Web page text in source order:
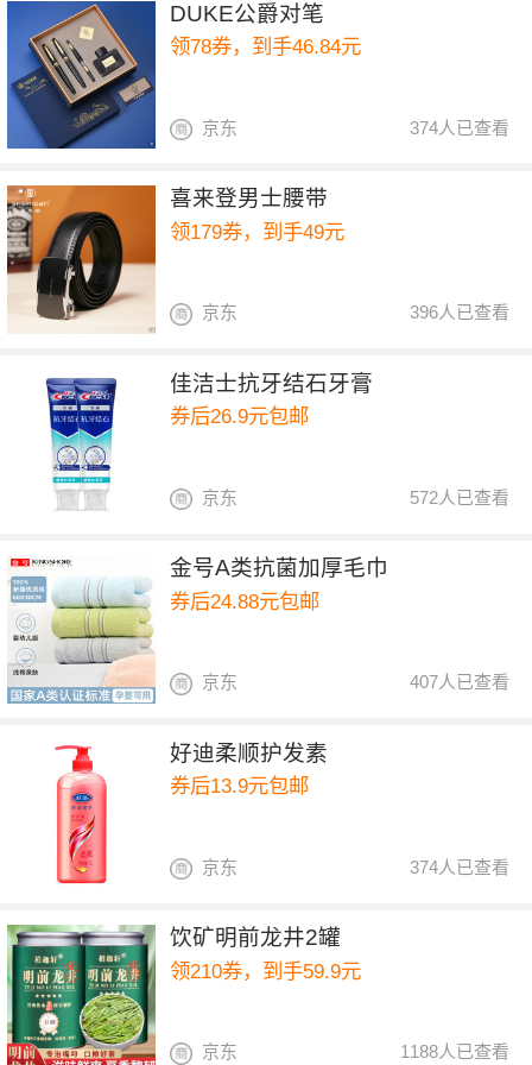
DUKE公爵对笔
领78券，到手46.84元
374人已查看
京东
喜来登男士腰带
领179券，到手49元
396人已查看
京东
佳洁士抗牙结石牙膏
券后26.9元包邮
572人已查看
京东
金号A类抗菌加厚毛巾
券后24.88元包邮
407人已查看
京东
好迪柔顺护发素
券后13.9元包邮
374人已查看
京东
饮矿明前龙井2罐
领210券，到手59.9元
1188人已查看
京东